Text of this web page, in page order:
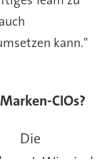
kann."
CIOs?
Die